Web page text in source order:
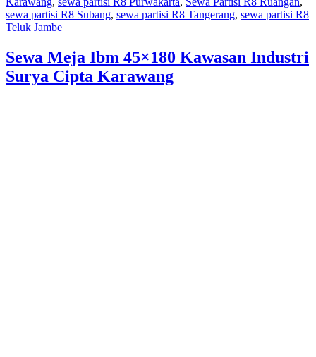
sewa partisi R8 Subang, sewa partisi R8 Tangerang, sewa partisi R8
Teluk Jambe
Sewa Meja Ibm 45×180 Kawasan Industri
Surya Cipta Karawang